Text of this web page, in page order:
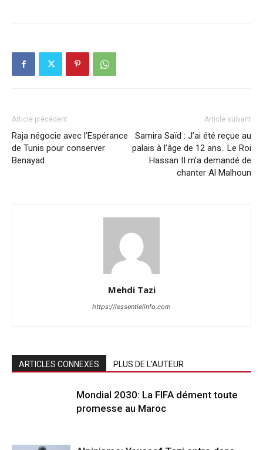
Article précédent
Raja négocie avec l’Espérance
de Tunis pour conserver
Benayad
Article suivant
Samira Saïd : J’ai été reçue au
palais à l’âge de 12 ans.. Le Roi
Hassan II m’a demandé de
chanter Al Malhoun
Mehdi Tazi
https://lessentielinfo.com
ARTICLES CONNEXES PLUS DE L'AUTEUR
Mondial 2030: La FIFA dément toute
promesse au Maroc